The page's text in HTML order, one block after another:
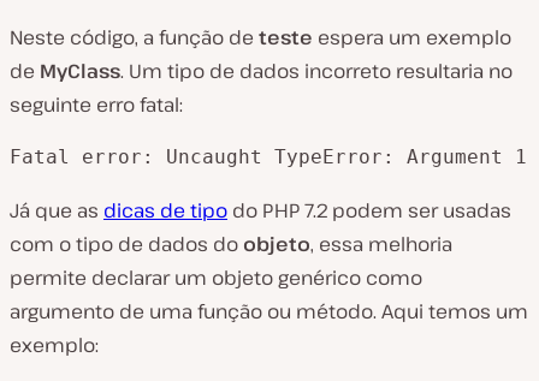
Neste código, a função de teste espera um exemplo
de MyClass. Um tipo de dados incorreto resultaria no
seguinte erro fatal:
Fatal error: Uncaught TypeError:
Já que as dicas de tipo do PHP 7.2 podem ser usadas
com o tipo de dados do objeto, essa melhoria
permite declarar um objeto genérico como
argumento de uma função ou método. Aqui temos um
exemplo: